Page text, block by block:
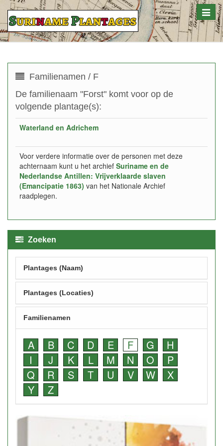
Toggle
Familienamen / F
De familienaam "Forst" komt voor op de
volgende plantage(s):
Waterland en Adrichem
Voor verdere informatie over de personen met deze
achternaam kunt u het archief Suriname en de
Nederlandse Antillen: Vrijverklaarde slaven
(Emancipatie 1863) van het Nationale Archief
raadplegen.
Zoeken
Plantages (Naam)
Plantages (Locaties)
Familienamen
A B C D E F G
H
I
J K L M N O
P
Q
R S T U V W
X
Y
Z